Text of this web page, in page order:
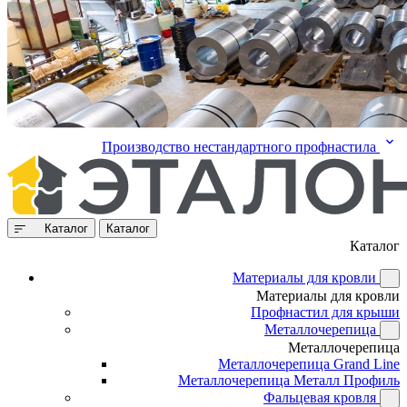
Производство нестандартного профнастила
Каталог Каталог
Каталог
Материалы для кровли
Материалы для кровли
Профнастил для крыши
Металлочерепица
Металлочерепица
Металлочерепица Grand Line
Металлочерепица Металл Профиль
Фальцевая кровля